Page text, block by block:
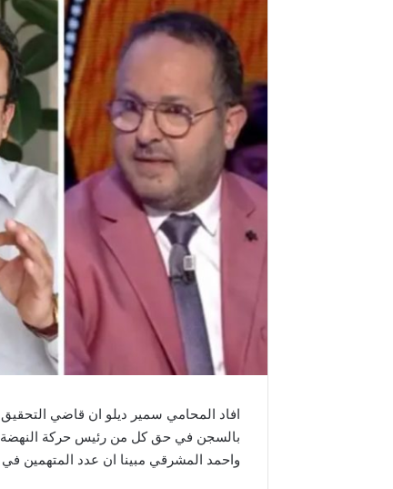
افاد المحامي سمير ديلو ان قاضي التحقيق
بالسجن في حق كل من رئيس حركة
واحمد المشرقي مبينا ان عدد المتهمين في هذه